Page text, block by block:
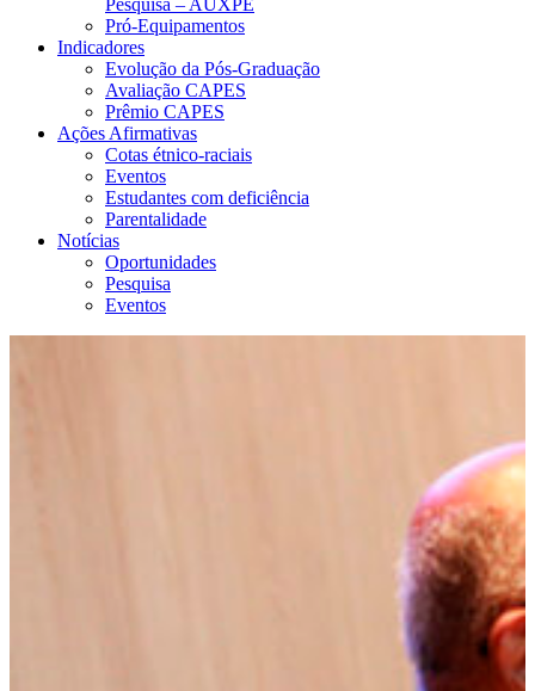
Pesquisa – AUXPE
Pró-Equipamentos
Indicadores
Evolução da Pós-Graduação
Avaliação CAPES
Prêmio CAPES
Ações Afirmativas
Cotas étnico-raciais
Eventos
Estudantes com deficiência
Parentalidade
Notícias
Oportunidades
Pesquisa
Eventos